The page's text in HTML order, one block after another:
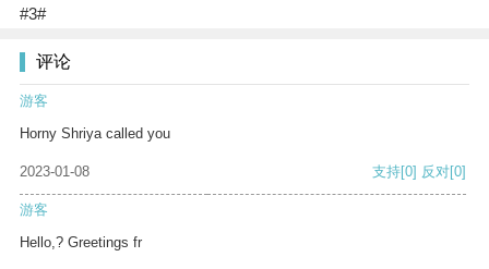
#3#
评论
游客
Horny Shriya called you
2023-01-08 支持[0] 反对[0]
游客
Hello,? Greetings fr